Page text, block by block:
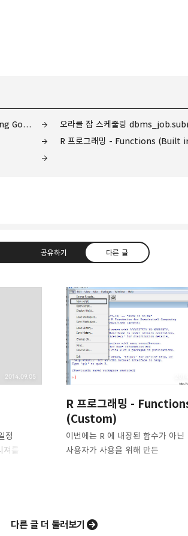
R 프로그래밍 - 좋은 R 코드를 작성하기 위한 팁 Tips for Writing Good R Code
오라클 잡 스케줄링
R 프로그래밍 - Functions (Built
공유하기 다른 글
Facebook 카카오스토리
Evernote
2014.09.05
정
를
R 프로그래밍 -
(Custom)
이번에는 R 에 내장된 함수가 아닌
사용자가 사용을 위해 만든
이용하는게 좀 더 편리하다. 스크립
다른 글 더 둘러보기